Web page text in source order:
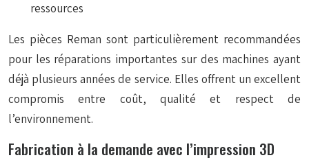
ressources
Les pièces Reman sont particulièrement recommandées
pour les réparations importantes sur des machines ayant
déjà plusieurs années de service. Elles offrent un excellent
compromis entre coût, qualité et respect de
l’environnement.
Fabrication à la demande avec l’impression 3D